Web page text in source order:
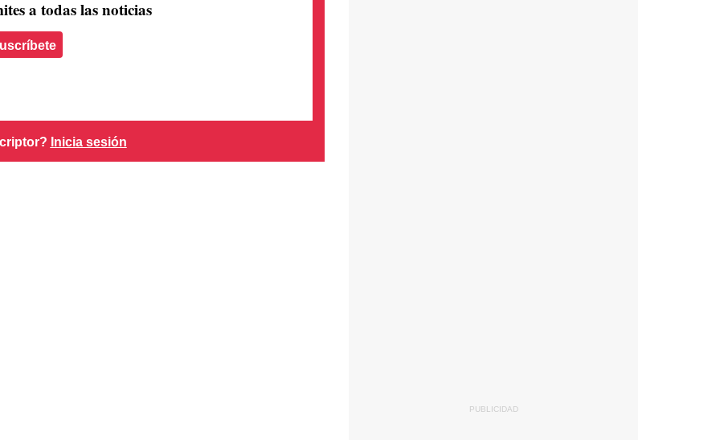
a todas las noticias
Inicia sesión